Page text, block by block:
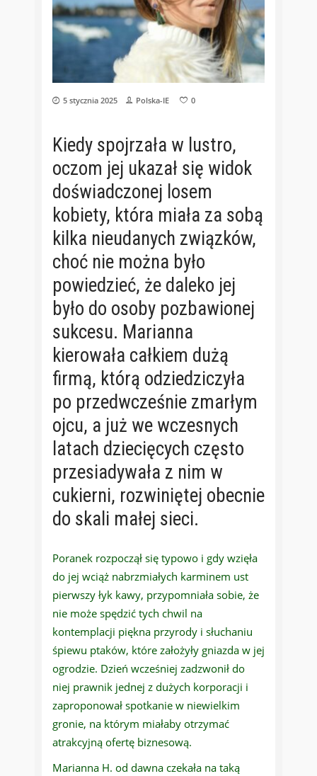
5 stycznia 2025 Polska-IE 0
Kiedy spojrzała w lustro,
oczom jej ukazał się widok
doświadczonej losem
kobiety, która miała za sobą
kilka nieudanych związków,
choć nie można było
powiedzieć, że daleko jej
było do osoby pozbawionej
sukcesu. Marianna
kierowała całkiem dużą
firmą, którą odziedziczyła
po przedwcześnie zmarłym
ojcu, a już we wczesnych
latach dziecięcych często
przesiadywała z nim w
cukierni, rozwiniętej obecnie
do skali małej sieci.
Poranek rozpoczął się typowo i gdy wzięła
do jej wciąż nabrzmiałych karminem ust
pierwszy łyk kawy, przypomniała sobie, że
nie może spędzić tych chwil na
kontemplacji piękna przyrody i słuchaniu
śpiewu ptaków, które założyły gniazda w jej
ogrodzie. Dzień wcześniej zadzwonił do
niej prawnik jednej z dużych korporacji i
zaproponował spotkanie w niewielkim
gronie, na którym miałaby otrzymać
atrakcyjną ofertę biznesową.
Marianna H. od dawna czekała na taką